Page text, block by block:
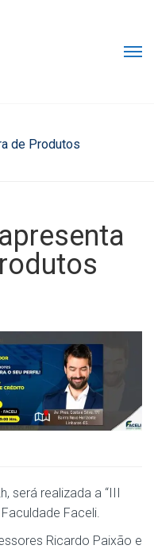
de Produtos
será realizada a “III
Faceli.
Ricardo Paixão e